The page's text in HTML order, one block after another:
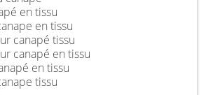
en tissu
en tissu
canapé tissu
canapé en tissu
en tissu
tissu